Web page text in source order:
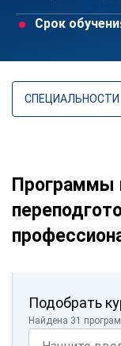
Срок
СПЕЦИАЛЬНОСТИ
Программы
Подобрать
Найдена 31